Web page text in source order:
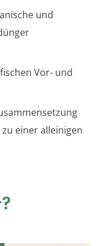
und
Vor- und
einer alleinigen